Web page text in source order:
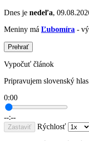
Dnes je nedeľa,
Meniny má Ľubomíra -
Prehrať
Vypočuť článok
Pripravujem slovenský
0:00
--:--
Zastaviť Rýchlosť